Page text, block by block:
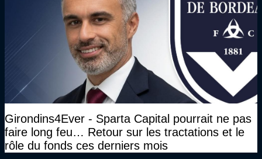
Girondins4Ever - Sparta Capital pourrait ne pas
faire long feu… Retour sur les tractations et le
rôle du fonds ces derniers mois